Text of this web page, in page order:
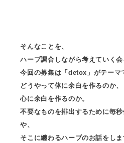
そんなことを、
ハーブ調合しながら考えていく会
今回の募集は「detox」がテーマ
どうやって体に余白を作るのか、
心に余白を作るのか。
不要なものを排出するために毎
や、
そこに纏わるハーブのお話をしま